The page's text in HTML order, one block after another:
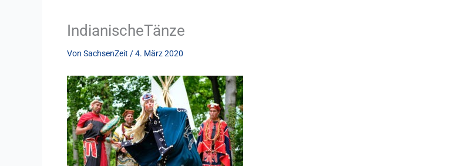
IndianischeTänze
Von SachsenZeit /4. März 2020